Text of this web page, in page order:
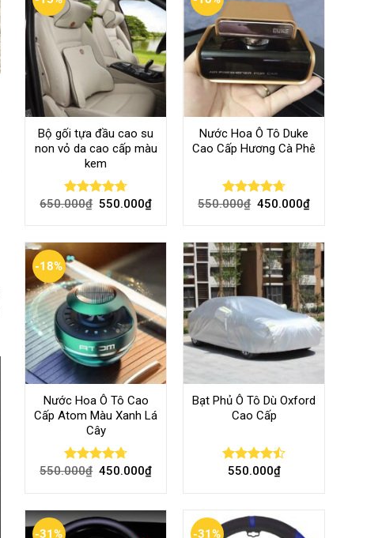
Bộ gối tựa đầu cao su
non vỏ da cao cấp màu
kem
Rated4.70
650.000₫ 550.000₫
Nước Hoa Ô Tô Duke
Cao Cấp Hương Cà Phê
Rated4.70
550.000₫ 450.000₫
-18%
Nước Hoa Ô Tô Cao
Cấp Atom Màu Xanh Lá
Cây
Rated4.70
550.000₫ 450.000₫
Bạt Phủ Ô Tô Dù Oxford
Cao Cấp
Rated
550.000₫
-31% -31%